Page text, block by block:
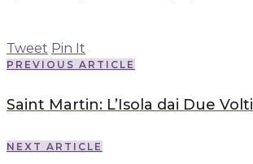
Tweet Pin It
PREVIOUS ARTICLE
Saint Martin: L’Isola dai Due Volti
NEXT ARTICLE